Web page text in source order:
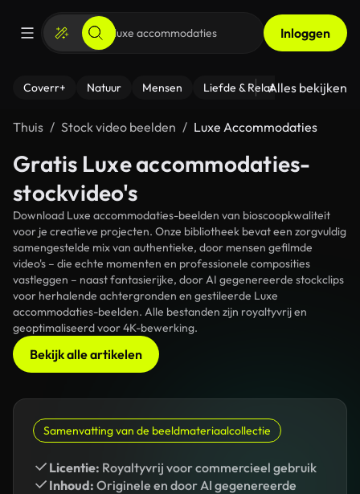
Inloggen
Coverr+ Natuur Mensen Liefde & Relaties - Fitness
Alles bekijken
Thuis Stock video beelden Luxe Accommodaties
Gratis Luxe accommodaties-
stockvideo's
Download Luxe accommodaties-beelden van bioscoopkwaliteit
voor je creatieve projecten. Onze bibliotheek bevat een zorgvuldig
samengestelde mix van authentieke, door mensen gefilmde
video's – die echte momenten en professionele composities
vastleggen – naast fantasierijke, door AI gegenereerde stockclips
voor herhalende achtergronden en gestileerde Luxe
accommodaties-beelden. Alle bestanden zijn royaltyvrij en
geoptimaliseerd voor 4K-bewerking.
Bekijk alle artikelen
Samenvatting van de beeldmateriaalcollectie
Licentie: Royaltyvrij voor commercieel gebruik
Inhoud: Originele en door AI gegenereerde